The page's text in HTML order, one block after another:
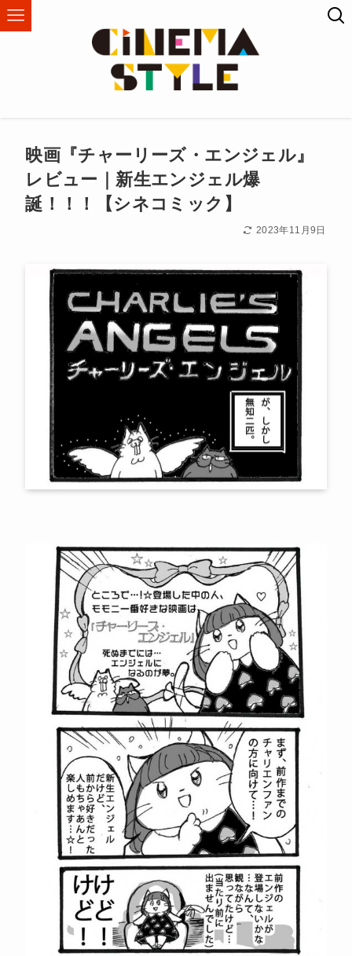
映画『チャーリーズ・エンジェル』
レビュー｜新生エンジェル爆
誕！！！【シネコミック】
2023年11月9日